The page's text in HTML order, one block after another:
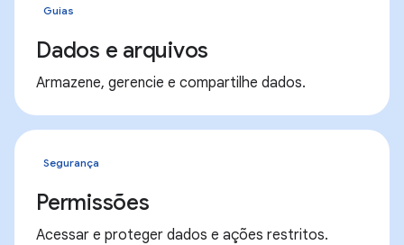
Guias
Dados e arquivos
Armazene, gerencie e compartilhe dados.
Segurança
Permissões
Acessar e proteger dados e ações restritos.